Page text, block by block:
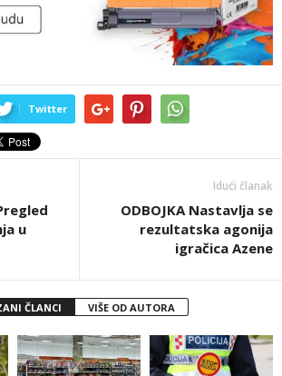
Twitter
u
Idući članak
ODBOJKA Nastavlja se
rezultatska agonija
igračica Azene
ČLANCI VIŠE OD AUTORA